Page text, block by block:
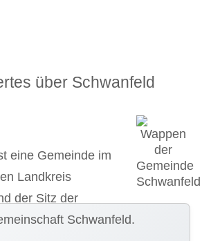
über Schwanfeld
eine Gemeinde im
Landkreis
der Sitz der
Schwanfeld.